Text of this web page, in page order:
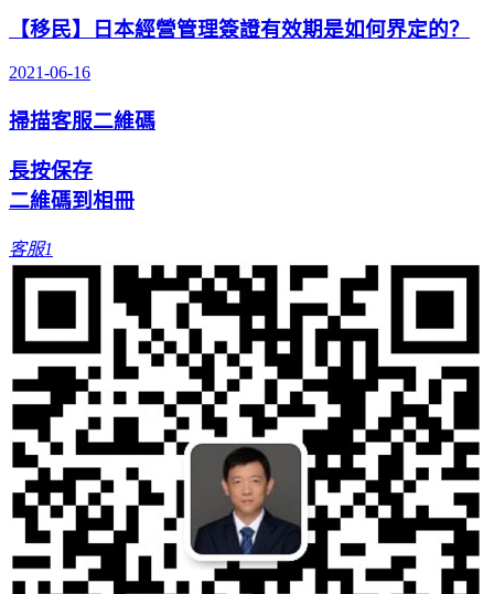
【移民】日本經營管理簽證有效期是如何界定的？
2021-06-16
掃描客服二維碼
長按保存
二維碼到相冊
客服1